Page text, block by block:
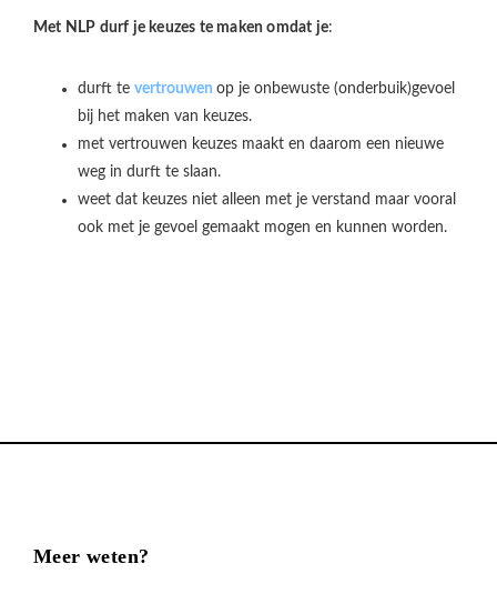
Met NLP durf je keuzes te maken omdat je:
durft te vertrouwen op je onbewuste (onderbuik)gevoel
bij het maken van keuzes.
met vertrouwen keuzes maakt en daarom een nieuwe
weg in durft te slaan.
weet dat keuzes niet alleen met je verstand maar vooral
ook met je gevoel gemaakt mogen en kunnen worden.
Meer weten?